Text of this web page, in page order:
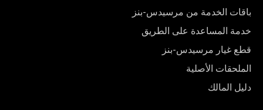
باقات الخدمة من مرسيدس-بنز
خدمة المساعدة على الطريق
قطع غيار مرسيدس-بنز
الملحقات الأصلية
دليل المالك